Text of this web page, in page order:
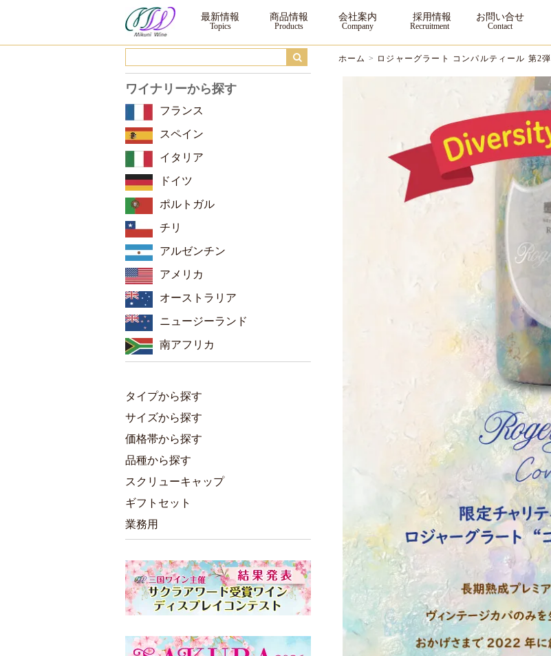
ロジャーグラート コンパルティール 第2弾 ｜三国ワイン
最新情報 商品情報 会社案内 採用情報 お問い合せ
ホーム > ロジャーグラート コンパルティール 第2弾
ワイナリーから探す
フランス
スペイン
イタリア
ドイツ
ポルトガル
チリ
アルゼンチン
アメリカ
オーストラリア
ニュージーランド
南アフリカ
タイプから探す
サイズから探す
価格帯から探す
品種から探す
スクリューキャップ
ギフトセット
業務用